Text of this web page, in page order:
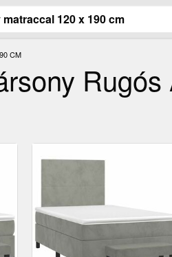
CM